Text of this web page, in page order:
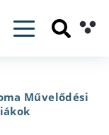
Toggle
Művelődési